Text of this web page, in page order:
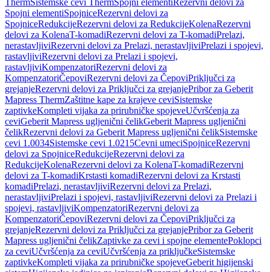
ThermSistemske cevi ThermSpojni elementi Rezervni delovi za
Spojni elementiSpojniceRezervni delovi za
SpojniceRedukcijeRezervni delovi za RedukcijeKolenaRezervni
delovi za KolenaT-komadiRezervni delovi za T-komadiPrelazi,
nerastavljiviRezervni delovi za Prelazi, nerastavljiviPrelazi i spojevi,
rastavljiviRezervni delovi za Prelazi i spojevi,
rastavljiviKompenzatoriRezervni delovi za
KompenzatoriČepoviRezervni delovi za ČepoviPriključci za
grejanjeRezervni delovi za Priključci za grejanjePribor za Geberit
Mapress ThermZaštitne kape za krajeve ceviSistemske
zaptivkeKompleti vijaka za prirubničke spojeveUčvršćenja za
ceviGeberit Mapress ugljenični čelikGeberit Mapress ugljenični
čelikRezervni delovi za Geberit Mapress ugljenični čelikSistemske
cevi 1.0034Sistemske cevi 1.0215Cevni umeciSpojniceRezervni
delovi za SpojniceRedukcijeRezervni delovi za
RedukcijeKolenaRezervni delovi za KolenaT-komadiRezervni
delovi za T-komadiKrstasti komadiRezervni delovi za Krstasti
komadiPrelazi, nerastavljiviRezervni delovi za Prelazi,
nerastavljiviPrelazi i spojevi, rastavljiviRezervni delovi za Prelazi i
spojevi, rastavljiviKompenzatoriRezervni delovi za
KompenzatoriČepoviRezervni delovi za ČepoviPriključci za
grejanjeRezervni delovi za Priključci za grejanjePribor za Geberit
Mapress ugljenični čelikZaptivke za cevi i spojne elementePoklopci
za ceviUčvršćenja za ceviUčvršćenja za priključkeSistemske
zaptivkeKompleti vijaka za prirubničke spojeveGeberit higijenski